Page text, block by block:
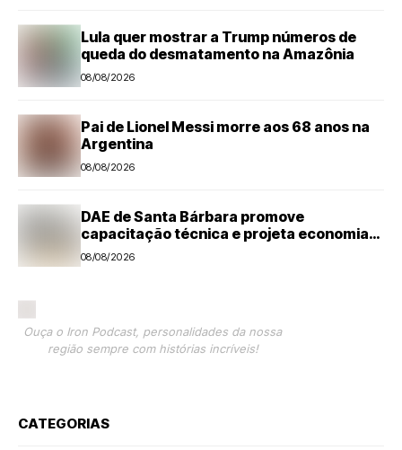
Lula quer mostrar a Trump números de
queda do desmatamento na Amazônia
08/08/2026
Pai de Lionel Messi morre aos 68 anos na
Argentina
08/08/2026
DAE de Santa Bárbara promove
capacitação técnica e projeta economia
anual de mais de R$ 300 mil com eficiência
energética
08/08/2026
Ouça o Iron Podcast, personalidades da nossa
região sempre com histórias incríveis!
CATEGORIAS